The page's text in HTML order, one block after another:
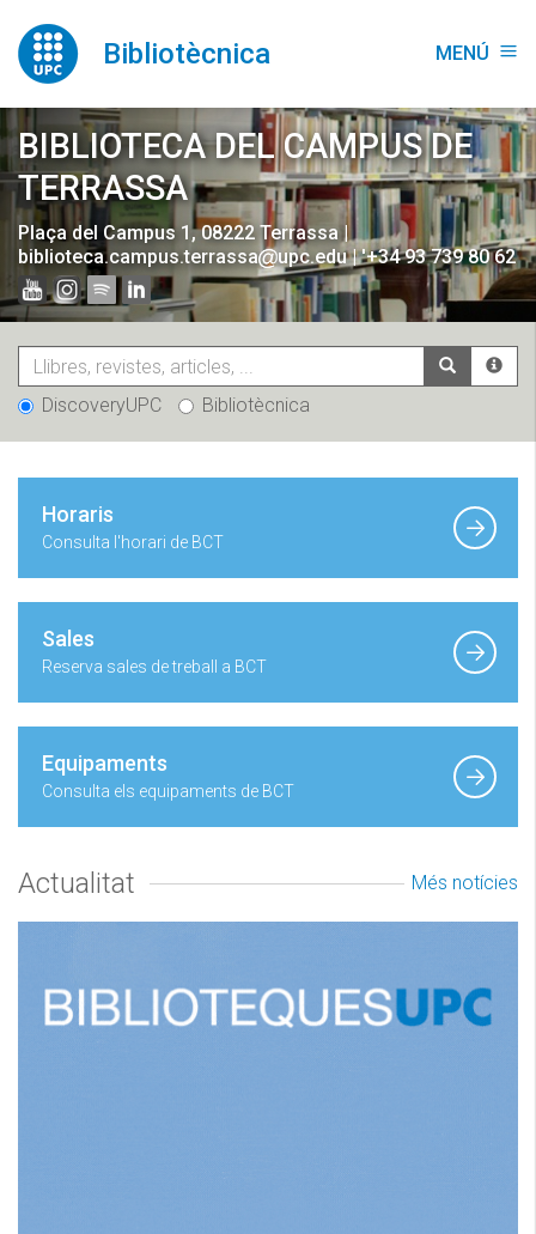
contingut
Bibliotècnica MENÚ menu
BIBLIOTECA DEL CAMPUS DE
TERRASSA
Plaça del Campus 1, 08222 Terrassa|
biblioteca.campus.terrassa
upc.edu|'+34 93 739 80 62
DiscoveryUPC Bibliotècnica
Horaris
Consulta l'horari de BCT
Sales
Reserva sales de treball a BCT
Equipaments
Consulta els equipaments de BCT
Actualitat Més notícies